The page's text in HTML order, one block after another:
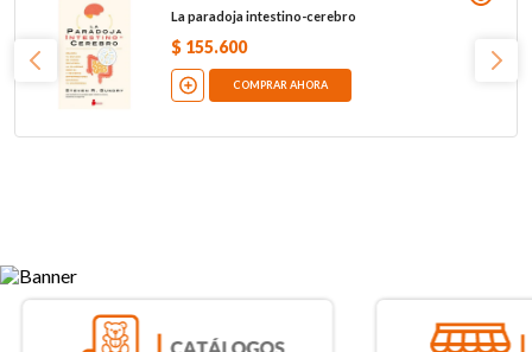
La paradoja intestino-cerebro
$ 155.600
COMPRAR AHORA